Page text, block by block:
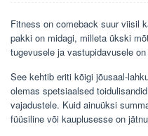
Fitness on comeback suur viisil
pakki on midagi, milleta ükski
tugevusele ja vastupidavusele
See kehtib eriti kõigi jõusaal-
olemas spetsiaalsed
vajadustele. Kuid ainuüksi
füüsiline või kauplusesse on